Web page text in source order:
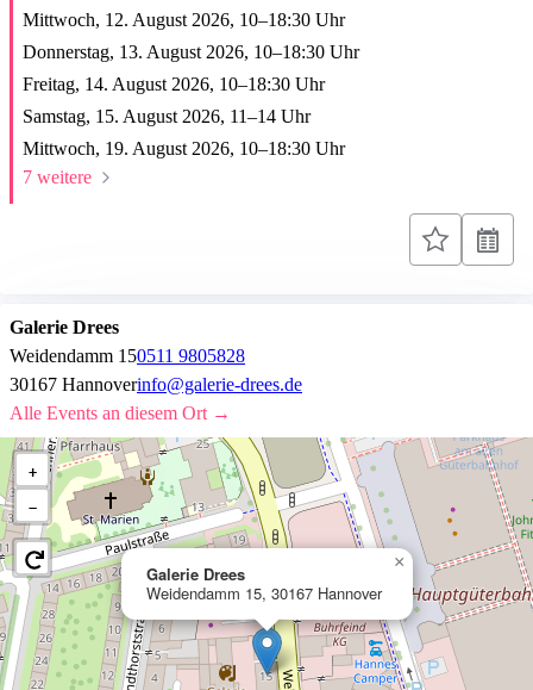
Mittwoch, 12. August 2026, 10–18:30 Uhr
Donnerstag, 13. August 2026, 10–18:30 Uhr
Freitag, 14. August 2026, 10–18:30 Uhr
Samstag, 15. August 2026, 11–14 Uhr
Mittwoch, 19. August 2026, 10–18:30 Uhr
7 weitere
Galerie Drees
Weidendamm 15
30167 Hannover
0511 9805828
info@galerie-drees.de
Alle Events an diesem Ort →
Galerie Drees
Weidendamm 15, 30167 Hannover
×
+
−